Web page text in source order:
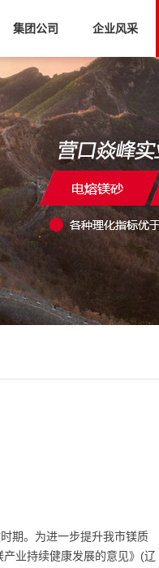
集团公司 企业风采
期。为进一步提升我市镁质
业持续健康发展的意见》(辽